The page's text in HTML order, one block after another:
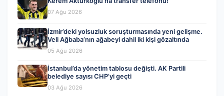
07 Ağu 2026
İzmir’deki yolsuzluk soruşturmasında yeni gelişme.
Veli Ağbaba’nın ağabeyi dahil iki kişi gözaltında
05 Ağu 2026
İstanbul’da yönetim tablosu değişti. AK Partili
belediye sayısı CHP’yi geçti
03 Ağu 2026